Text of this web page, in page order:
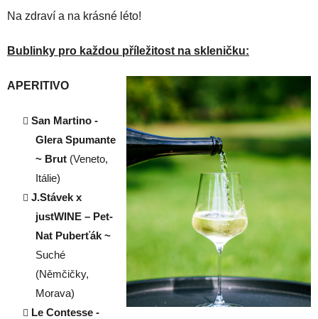
Na zdraví a na krásné léto!
Bublinky pro každou příležitost na skleničku:
APERITIVO
San Martino -
Glera Spumante
~ Brut (Veneto,
Itálie)
J.Stávek x
justWINE – Pet-
Nat Puberťák ~
Suché
(Němčičky,
Morava)
Le Contesse -